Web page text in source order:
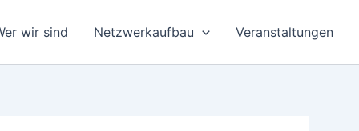
wir sind Netzwerkaufbau Veranstaltungen